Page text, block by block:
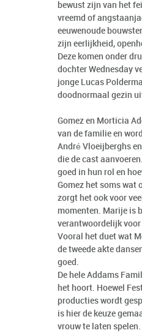
bewust zijn van het
vreemd of
eeuwenoude
zijn eerlijkheid,
Deze komen onder
dochter Wednesday
jonge Lucas
doodnormaal gezin
Gomez en Morticia
van de familie en
André Vloeijberghs
die de cast
goed in hun rol en
Gomez het soms wat
zorgt het ook voor
momenten. Marije is
verantwoordelijk
Vooral het duet wat
de tweede akte
goed.
De hele Addams
het hoort. Hoewel
producties wordt
is hier de keuze
vrouw te laten